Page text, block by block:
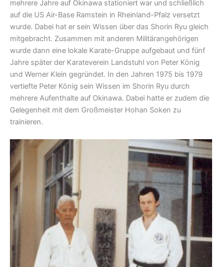
mehrere Jahre auf Okinawa stationiert war und schließlich
auf die US Air-Base Ramstein in Rheinland-Pfalz versetzt
wurde. Dabei hat er sein Wissen über das Shorin Ryu gleich
mitgebracht. Zusammen mit anderen Militärangehörigen
wurde dann eine lokale Karate-Gruppe aufgebaut und fünf
Jahre später der Karateverein Landstuhl von Peter König
und Werner Klein gegründet. In den Jahren 1975 bis 1979
vertiefte Peter König sein Wissen im Shorin Ryu durch
mehrere Aufenthalte auf Okinawa. Dabei hatte er zudem die
Gelegenheit mit dem Großmeister Hohan Soken zu
trainieren.